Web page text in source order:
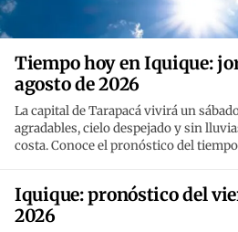
Tiempo hoy en Iquique:
agosto de 2026
La capital de Tarapacá vivirá un
agradables, cielo despejado y sin
costa. Conoce el pronóstico del
Iquique: pronóstico del
2026